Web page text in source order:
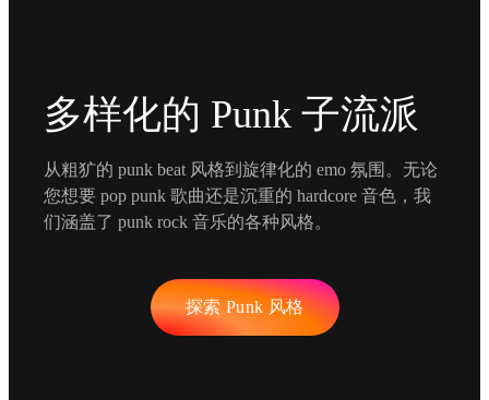
多样化的 Punk 子流派
从粗犷的 punk beat 风格到旋律化的 emo 氛围。无论
您想要 pop punk 歌曲还是沉重的 hardcore 音色，我
们涵盖了 punk rock 音乐的各种风格。
探索 Punk 风格